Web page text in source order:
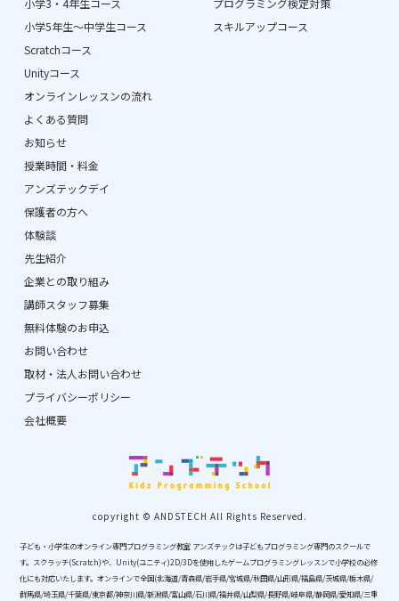
小学3・4年生コース
小学5年生〜中学生コース
Scratchコース
Unityコース
オンラインレッスンの流れ
よくある質問
お知らせ
授業時間・料金
アンズテックデイ
プログラミング検定対策
スキルアップコース
保護者の方へ
体験談
先生紹介
企業との取り組み
講師スタッフ募集
無料体験のお申込
お問い合わせ
取材・法人お問い合わせ
プライバシーポリシー
会社概要
copyright © ANDSTECH All Rights Reserved.
子ども・小学生のオンライン専門プログラミング教室 アンズテックは子どもプログラミング専門のスクールで
す。スクラッチ(Scratch)や、Unity(ユニティ)2D/3Dを使用したゲームプログラミングレッスンで小学校の必修
化にも対応いたします。オンラインで全国(北海道/青森県/岩手県/宮城県/秋田県/山形県/福島県/茨城県/栃木県/
群馬県/埼玉県/千葉県/東京都/神奈川県/新潟県/富山県/石川県/福井県/山梨県/長野県/岐阜県/静岡県/愛知県/三重